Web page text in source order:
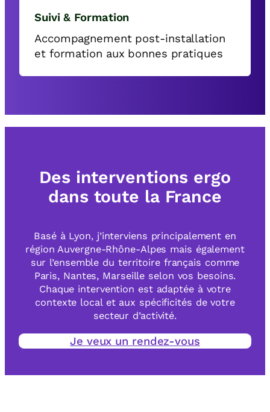
Suivi & Formation
Accompagnement post-installation
et formation aux bonnes pratiques
Des interventions ergo
dans toute la France
Basé à Lyon, j’interviens principalement en
région Auvergne-Rhône-Alpes mais également
sur l’ensemble du territoire français comme
Paris, Nantes, Marseille selon vos besoins.
Chaque intervention est adaptée à votre
contexte local et aux spécificités de votre
secteur d’activité.
Je veux un rendez-vous